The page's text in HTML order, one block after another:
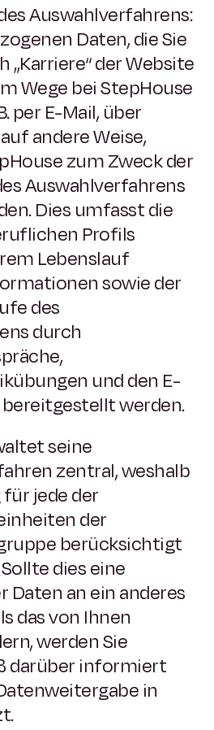
Auswahlverfahrens:
Daten, die Sie
„Karriere“ der Website
Wege bei StepHouse
per E-Mail, über
andere Weise,
zum Zweck der
Auswahlverfahrens
Dies umfasst die
Profils
Lebenslauf
sowie der
des
durch
und den E-
werden.
seine
zentral, weshalb
jede der
der
berücksichtigt
dies eine
Daten an ein anderes
das von Ihnen
werden Sie
darüber informiert
in